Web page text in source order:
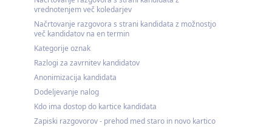
vrednotenjem več koledarjev
Načrtovanje razgovora s strani kandidata z možnostjo
več kandidatov na en termin
Kategorije oznak
Razlogi za zavrnitev kandidatov
Anonimizacija kandidata
Dodeljevanje nalog
Kdo ima dostop do kartice kandidata
Zapiski razgovorov - prehod med staro in novo kartico